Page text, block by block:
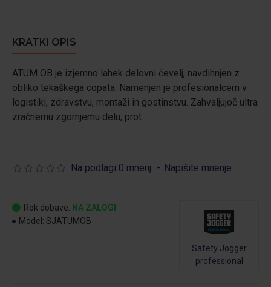
KRATKI OPIS
ATUM OB je izjemno lahek delovni čevelj, navdihnjen z
obliko tekaškega copata. Namenjen je profesionalcem v
logistiki, zdravstvu, montaži in gostinstvu. Zahvaljujoč ultra
zračnemu zgornjemu delu, prot..
Na podlagi 0 mnenj. - Napišite mnenje
Rok dobave: NA ZALOGI
Model: SJATUMOB
Safety Jogger
professional